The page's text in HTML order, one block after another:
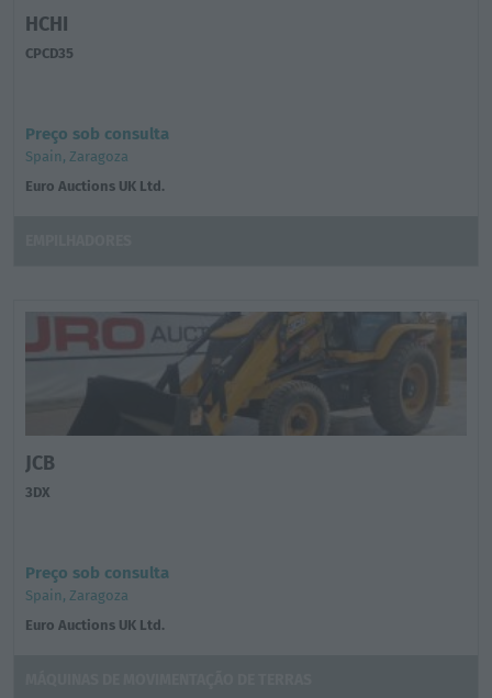
HCHI
CPCD35
Preço sob consulta
Spain, Zaragoza
Euro Auctions UK Ltd.
JCB
3DX
Preço sob consulta
Spain, Zaragoza
Euro Auctions UK Ltd.